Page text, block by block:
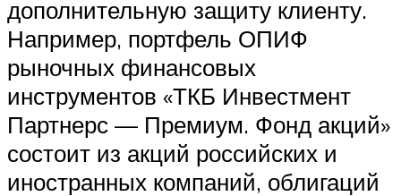
дополнительную защиту клиенту.
Например, портфель ОПИФ
рыночных финансовых
инструментов «ТКБ Инвестмент
Партнерс — Премиум. Фонд акций»
состоит из акций российских и
иностранных компаний, облигаций